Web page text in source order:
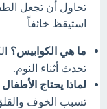
تحاول أن تجعل
استيقظ خائفاً.
ما هي الكوابيس؟
تحدث أثناء النوم.
لماذا يحتاج
تسبب الخوف